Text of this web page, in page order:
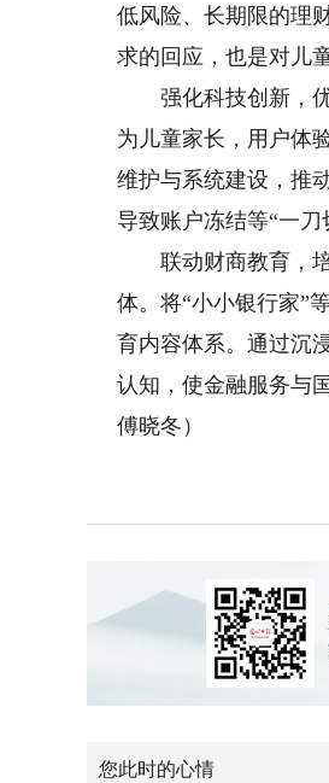
低风险、长期限的理
求的回应，也是对儿
强化科技创新，优
为儿童家长，用户体
维护与系统建设，推
导致账户冻结等“一刀
联动财商教育，培
体。将“小小银行家”
育内容体系。通过沉
认知，使金融服务与
傅晓冬）
您此时的心情